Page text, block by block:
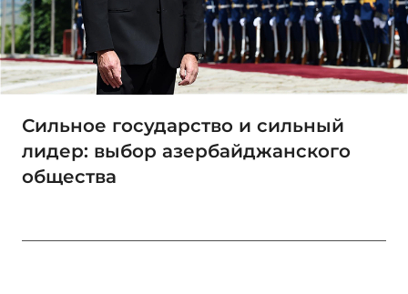
Сильное государство и сильный
лидер: выбор азербайджанского
общества